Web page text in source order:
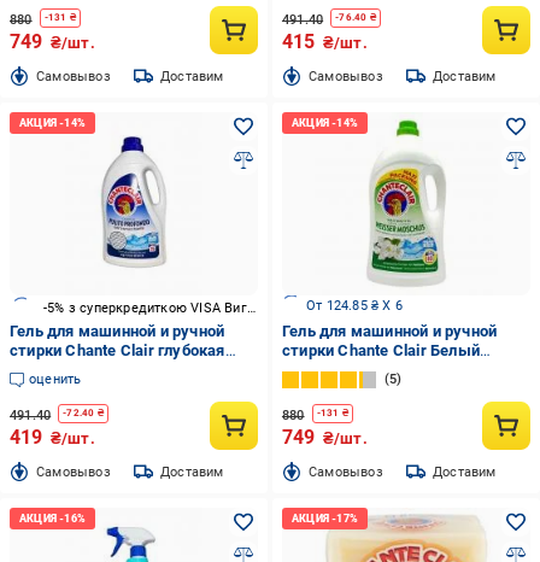
880 -131 ₴
749 ₴/шт.
Cамовывоз Доставим
491.40 -76.40 ₴
415 ₴/шт.
Cамовывоз Доставим
-5% з суперкредиткою VISA Вигода
Гель для машинной и ручной
стирки Chante Clair глубокая
очистка 1,575 л
оценить
491.40 -72.40 ₴
419 ₴/шт.
Cамовывоз Доставим
От 124.85 ₴ X 6
Гель для машинной и ручной
стирки Chante Clair Белый
мускус 3,6 л
5
880 -131 ₴
749 ₴/шт.
Cамовывоз Доставим